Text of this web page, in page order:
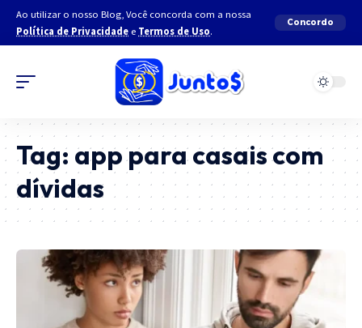
Ao utilizar o nosso Blog, Você concorda com a nossa
Política de Privacidade e Termos de Uso.
Concordo
Tag: app para casais com
dívidas